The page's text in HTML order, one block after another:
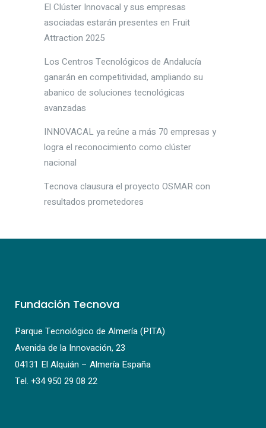
El Clúster Innovacal y sus empresas
asociadas estarán presentes en Fruit
Attraction 2025
Los Centros Tecnológicos de Andalucía
ganarán en competitividad, ampliando su
abanico de soluciones tecnológicas
avanzadas
INNOVACAL ya reúne a más 70 empresas y
logra el reconocimiento como clúster
nacional
Tecnova clausura el proyecto OSMAR con
resultados prometedores
Fundación Tecnova
Parque Tecnológico de Almería (PITA)
Avenida de la Innovación, 23
04131 El Alquián – Almería España
Tel. +34 950 29 08 22